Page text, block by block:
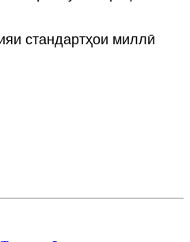
стандартҳои миллӣ